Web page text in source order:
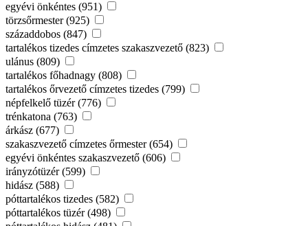
egyévi önkéntes (951)
törzsőrmester (925)
századdobos (847)
tartalékos tizedes címzetes szakaszvezető (823)
ulánus (809)
tartalékos főhadnagy (808)
tartalékos őrvezető címzetes tizedes (799)
népfelkelő tüzér (776)
trénkatona (763)
árkász (677)
szakaszvezető címzetes őrmester (654)
egyévi önkéntes szakaszvezető (606)
irányzótüzér (599)
hidász (588)
póttartalékos tizedes (582)
póttartalékos tüzér (498)